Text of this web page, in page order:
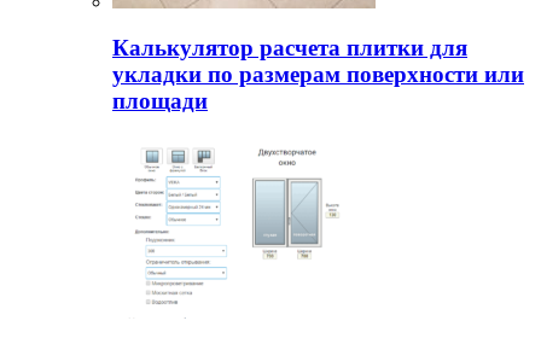
Калькулятор расчета плитки для
укладки по размерам поверхности или
площади